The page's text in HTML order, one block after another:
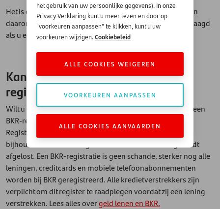
Het is ook belangrijk dat u alle gegevens kunt aantonen en
daarom worden er altijd bewijsdocumenten bij u opgevraagd
als u een leningaanvraag indient.
Kan ik geld lenen met een BKR-
registratie?
Wilt u een lening aanvragen? Dan wordt er gecheckt of u een
BKR-registratie heeft. BKR staat voor Bureau Krediet
Registratie: deze instantie is in Nederland belast met het
bijhouden wie een lening heeft – en hoe deze lening wordt
afgelost. Een BKR-registratie is geen schande, sterker nog alle
leningen, creditcards en mobiele telefoonabonnementen
worden bij BKR geregistreerd. Alle kredietverstrekkers zijn
verplicht om dit register te raadplegen voordat zij een lening
verstrekken. Lees alles overgeld lenen en BKR.
het gebruik van uw persoonlijke gegevens). In onze
Privacy Verklaring kunt u meer lezen en door op
"voorkeuren aanpassen" te klikken, kunt u uw
voorkeuren wijzigen.Cookiebeleid
ALLE COOKIES WEIGEREN
VOORKEUREN AANPASSEN
ALLE COOKIES AANVAARDEN